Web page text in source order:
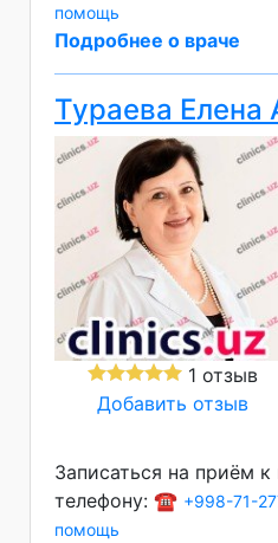
помощь
Подробнее о враче
Тураева Елена
1 отзыв
Добавить отзыв
Записаться на приём
телефону: ☎️ +998-71-
помощь